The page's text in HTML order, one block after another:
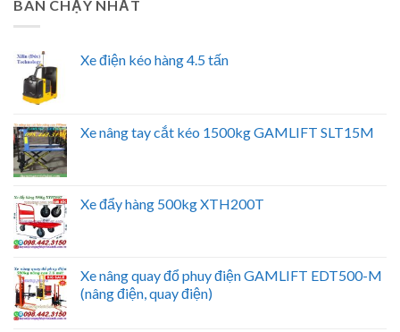
BÁN CHẠY NHẤT
Xe điện kéo hàng 4.5 tấn
Xe nâng tay cắt kéo 1500kg GAMLIFT SLT15M
Xe đẩy hàng 500kg XTH200T
Xe nâng quay đổ phuy điện GAMLIFT EDT500-M
(nâng điện, quay điện)